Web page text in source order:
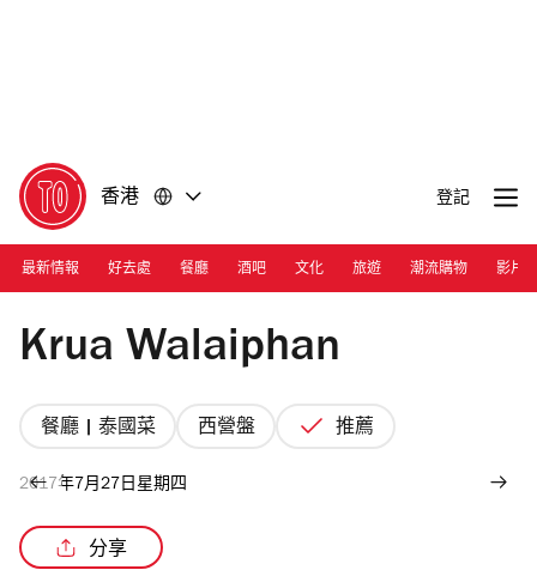
香港 登記
最新情報 好去處 餐廳 酒吧 文化 旅遊 潮流購物 影片
Photograph: Courtesy Krua Walaiphan
Krua Walaiphan
餐廳 | 泰國菜 西營盤 推薦
2017年7月27日星期四
分享